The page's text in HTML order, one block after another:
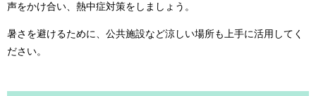
声をかけ合い、熱中症対策をしましょう。
暑さを避けるために、公共施設など涼しい場所も上手に活用してく
ださい。